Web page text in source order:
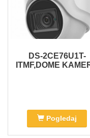
DS-2CE76U1T-
ITMF,DOME
Pogledaj